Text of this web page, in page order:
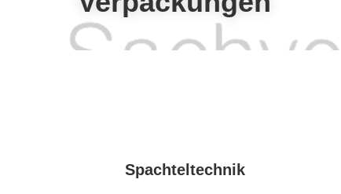
Spachteltechnik